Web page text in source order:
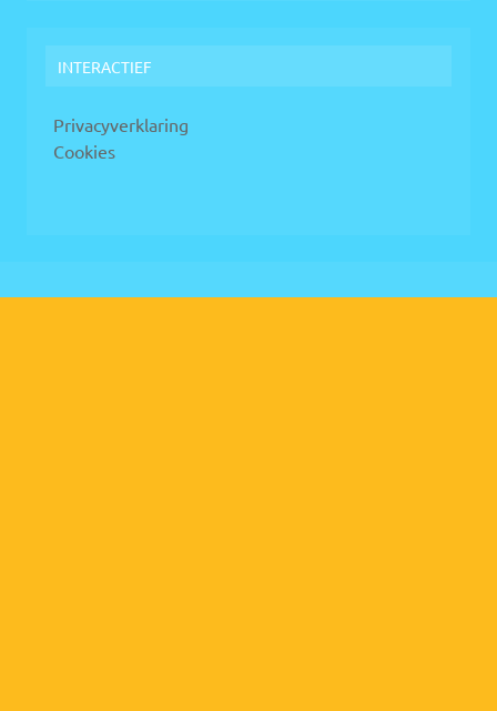
INTERACTIEF
Privacyverklaring
Cookies